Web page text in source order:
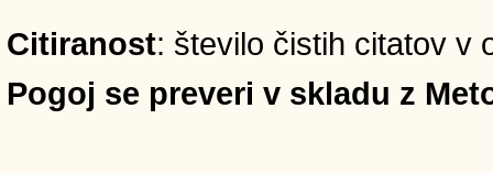
Citiranost: število čistih citatov v
Pogoj se preveri v skladu z